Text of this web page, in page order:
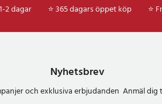
2 dagar ⭐ 365 dagars öppet köp ⭐
Nyhetsbrev
och exklusiva erbjudanden Anmäl